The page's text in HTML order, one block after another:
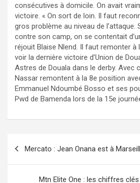
consécutives à domicile. On avait
victoire. « On sort de loin. Il faut
gros problème au niveau de l’attaque.
contre son camp, on se contentait
réjouit Blaise Nlend. Il faut remonter à
voir la dernière victoire d’Union de
Astres de Douala dans le derby. Avec
Nassar remontent à la 8e position
Emmanuel Ndoumbé Bosso et ses
Pwd de Bamenda lors de la 15e
Mercato : Jean Onana est à
Mtn Elite One : les chiffres